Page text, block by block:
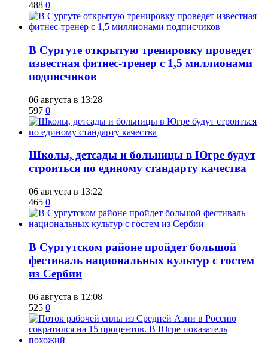
488 0
В Сургуте открытую тренировку проведет
известная фитнес-тренер с 1,5 миллионами
подписчиков
06 августа в 13:28
597 0
Школы, детсады и больницы в Югре будут
строиться по единому стандарту качества
06 августа в 13:22
465 0
В Сургутском районе пройдет большой
фестиваль национальных культур с гостем
из Сербии
06 августа в 12:08
525 0